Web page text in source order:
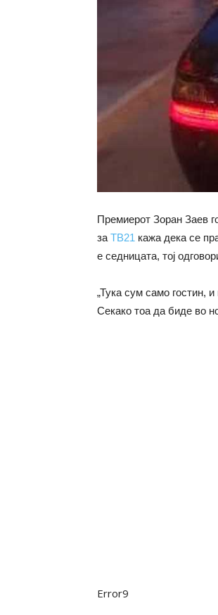
Премиерот Зоран Заев
за ТВ21 кажа дека се
е седницата, тој
„Тука сум само гостин,
Секако тоа да биде во
Error9